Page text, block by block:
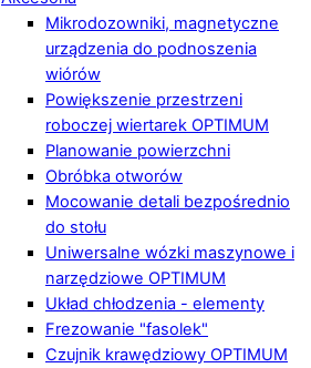
Mikrodozowniki, magnetyczne
urządzenia do podnoszenia
wiórów
Powiększenie przestrzeni
roboczej wiertarek OPTIMUM
Planowanie powierzchni
Obróbka otworów
Mocowanie detali bezpośrednio
do stołu
Uniwersalne wózki maszynowe i
narzędziowe OPTIMUM
Układ chłodzenia - elementy
Frezowanie "fasolek"
Czujnik krawędziowy OPTIMUM